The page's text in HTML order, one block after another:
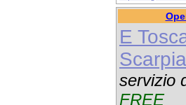
E
Scarpia
servizio
FREE